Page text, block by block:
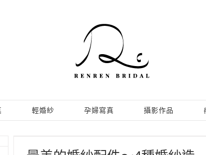
輕婚紗 孕婦寫真 攝影作品